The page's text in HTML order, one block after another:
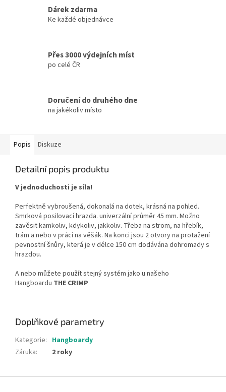
Dárek zdarma
Ke každé objednávce
Přes 3000 výdejních míst
po celé ČR
Doručení do druhého dne
na jakékoliv místo
Popis Diskuze
Detailní popis produktu
V jednoduchosti je síla!
Perfektně vybroušená, dokonalá na dotek, krásná na pohled.
Smrková posilovací hrazda. univerzální průměr 45 mm. Možno
zavěsit kamkoliv, kdykoliv, jakkoliv. Třeba na strom, na hřebík,
trám a nebo v práci na věšák. Na konci jsou 2 otvory na protažení
pevnostní šnůry, která je v délce 150 cm dodávána dohromady s
hrazdou.
A nebo můžete použít stejný systém jako u našeho
Hangboardu THE CRIMP
Doplňkové parametry
Kategorie: Hangboardy
Záruka: 2 roky